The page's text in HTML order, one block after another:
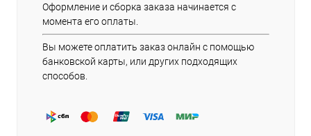
Оформление и сборка заказа начинается с
момента его оплаты.
Вы можете оплатить заказ онлайн с помощью
банковской карты, или других подходящих
способов.